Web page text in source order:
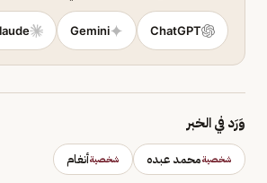
ChatGPT
Gemini
وَرَد في الخبر
شخصيةمحمد عبده شخصيةأنغام